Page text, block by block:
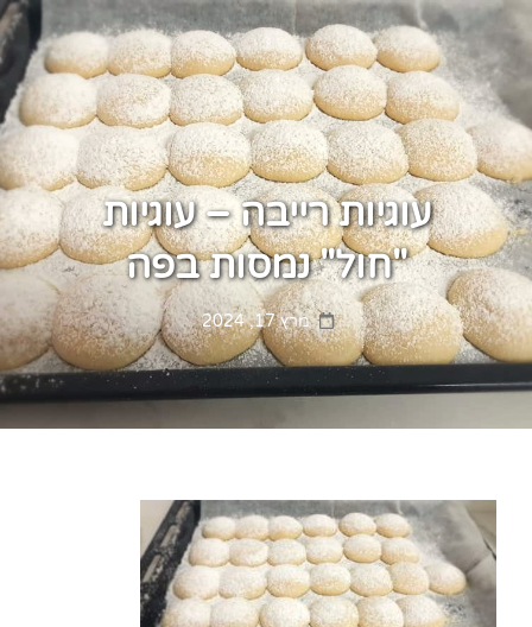
עוגיות רייבה – עוגיות
"חול" נמסות בפה
Posted
on
מרץ 17, 2024